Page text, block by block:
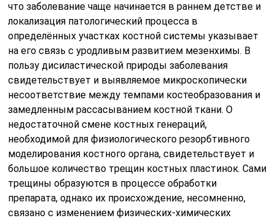
что заболевание чаще начинается в раннем детстве и
локализация патологический процесса в
определённых участках костной системы указывает
на его связь с уродливым развитием мезенхимы. В
пользу дисиластической природы заболевания
свидетельствует и выявляемое микроскопически
несоответствие между темпами костеобразования и
замедленным рассасыванием костной ткани. О
недостаточной смене костных генераций,
необходимой для физиологического резорбтивного
моделирования костного органа, свидетельствует и
большое количество трещин костных пластинок. Сами
трещины образуются в процессе обработки
препарата, однако их происхождение, несомненно,
связано с изменением физических-химических